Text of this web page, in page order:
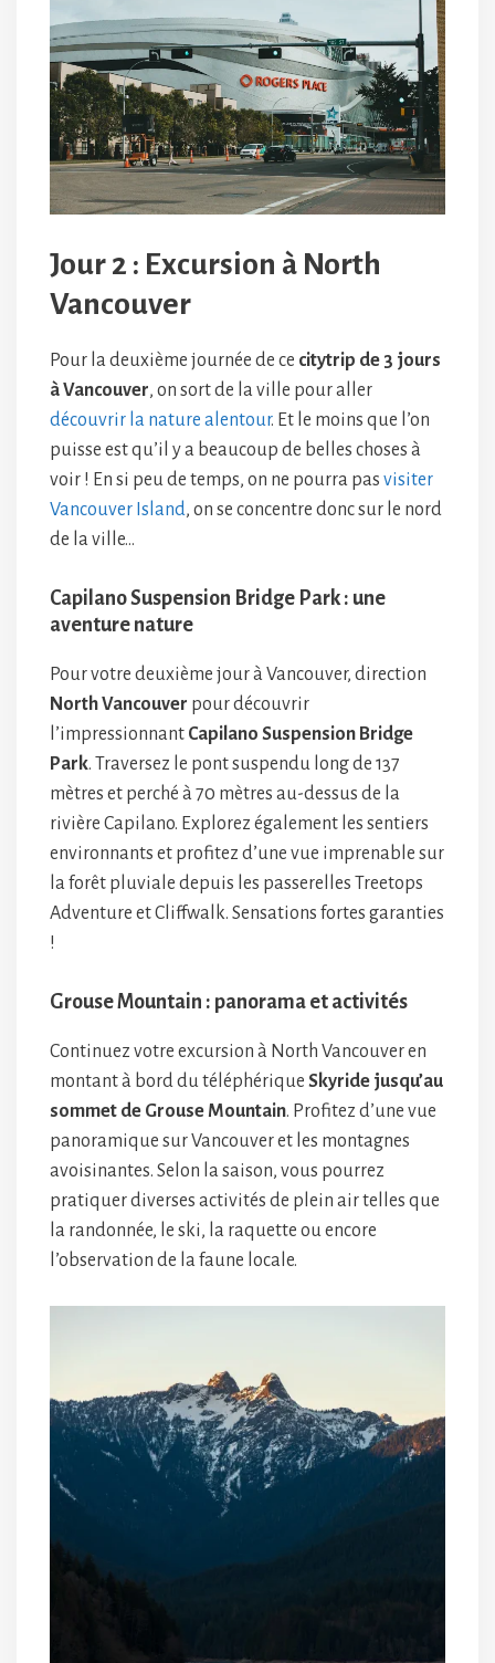
Jour 2 : Excursion à North
Vancouver
Pour la deuxième journée de ce citytrip de 3 jours
à Vancouver, on sort de la ville pour aller
découvrir la nature alentour. Et le moins que l’on
puisse est qu’il y a beaucoup de belles choses à
voir ! En si peu de temps, on ne pourra pas visiter
Vancouver Island, on se concentre donc sur le nord
de la ville…
Capilano Suspension Bridge Park : une
aventure nature
Pour votre deuxième jour à Vancouver, direction
North Vancouver pour découvrir
l’impressionnant Capilano Suspension Bridge
Park. Traversez le pont suspendu long de 137
mètres et perché à 70 mètres au-dessus de la
rivière Capilano. Explorez également les sentiers
environnants et profitez d’une vue imprenable sur
la forêt pluviale depuis les passerelles Treetops
Adventure et Cliffwalk. Sensations fortes garanties
!
Grouse Mountain : panorama et activités
Continuez votre excursion à North Vancouver en
montant à bord du téléphérique Skyride jusqu’au
sommet de Grouse Mountain. Profitez d’une vue
panoramique sur Vancouver et les montagnes
avoisinantes. Selon la saison, vous pourrez
pratiquer diverses activités de plein air telles que
la randonnée, le ski, la raquette ou encore
l’observation de la faune locale.